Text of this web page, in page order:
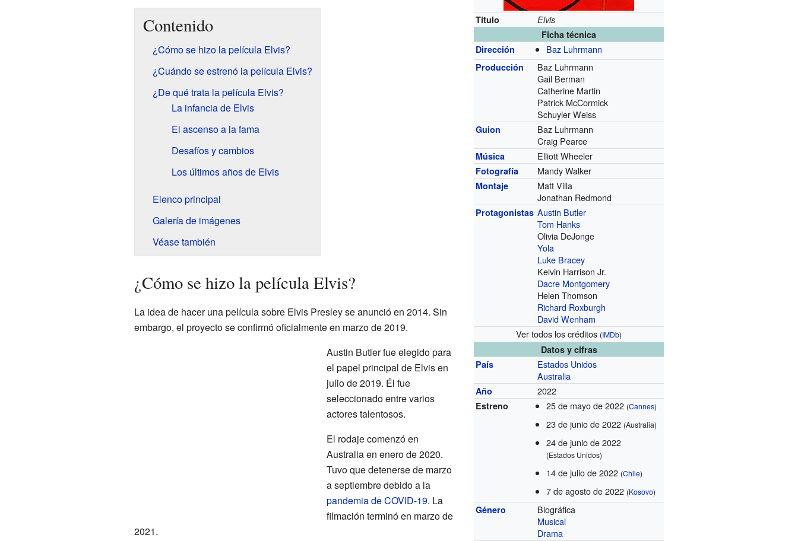
Título
Elvis
Ficha técnica
Dirección
Baz Luhrmann
Producción
Baz Luhrmann
Gail Berman
Catherine Martin
Patrick McCormick
Schuyler Weiss
Guion
Baz Luhrmann
Craig Pearce
Música Elliott Wheeler
Fotografía Mandy Walker
Montaje
Matt Villa
Jonathan Redmond
Protagonistas Austin Butler
Tom Hanks
Olivia DeJonge
Yola
Luke Bracey
Kelvin Harrison Jr.
Dacre Montgomery
Helen Thomson
Richard Roxburgh
David Wenham
Ver todos los créditos (IMDb)
Datos y cifras
País
Estados Unidos
Australia
Año 2022
Estreno 25 de mayo de 2022 (Cannes)
23 de junio de 2022 (Australia)
24 de junio de 2022
(Estados Unidos)
14 de julio de 2022 (Chile)
7 de agosto de 2022 (Kosovo)
Género
Biográfica
Musical
Drama
Contenido
¿Cómo se hizo la película Elvis?
¿Cuándo se estrenó la película Elvis?
¿De qué trata la película Elvis?
La infancia de Elvis
El ascenso a la fama
Desafíos y cambios
Los últimos años de Elvis
Elenco principal
Galería de imágenes
Véase también
¿Cómo se hizo la película Elvis?
La idea de hacer una película sobre Elvis Presley se anunció en 2014. Sin
embargo, el proyecto se confirmó oficialmente en marzo de 2019.
Austin Butler fue elegido para
el papel principal de Elvis en
julio de 2019. Él fue
seleccionado entre varios
actores talentosos.
El rodaje comenzó en
Australia en enero de 2020.
Tuvo que detenerse de marzo
a septiembre debido a la
pandemia de COVID-19. La
filmación terminó en marzo de
2021.